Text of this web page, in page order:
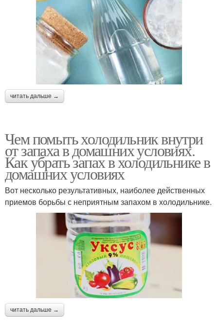
читать дальше →
Чем помыть холодильник внутри
от запаха в домашних условиях.
Как убрать запах в холодильнике в
домашних условиях
Вот несколько результативных, наиболее действенных
приемов борьбы с неприятным запахом в холодильнике.
читать дальше →